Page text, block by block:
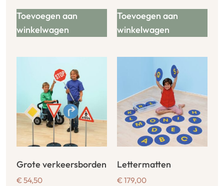
Toevoegen aan
winkelwagen
Toevoegen aan
winkelwagen
Grote verkeersborden
€ 54,50
Lettermatten
€ 179,00